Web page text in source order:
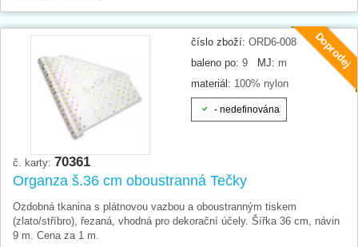
Doprodej
číslo zboží: ORD6-008
baleno po: 9 MJ: m
materiál: 100% nylon
- nedefinována
č. karty: 70361
Organza š.36 cm oboustranná Tečky
Ozdobná tkanina s plátnovou vazbou a oboustranným tiskem
(zlato/stříbro), řezaná, vhodná pro dekorační účely. Šířka 36 cm, návin
9 m. Cena za 1 m.